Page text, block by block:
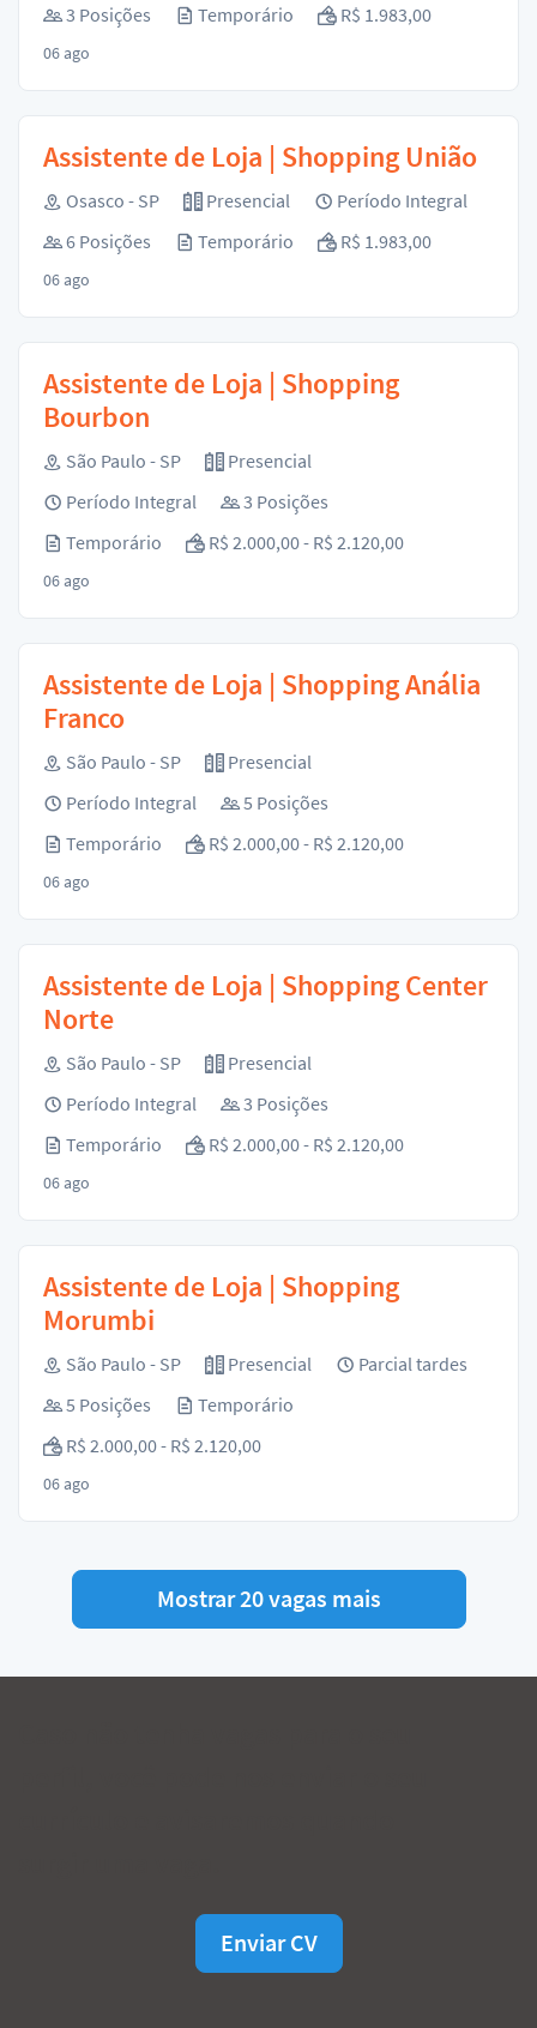
3 Posições
Temporário R$ 1.983,00
06 ago
Assistente de Loja | Shopping União
Osasco - SP Presencial
Período Integral
6 Posições
Temporário R$ 1.983,00
06 ago
Assistente de Loja | Shopping
Bourbon
São Paulo - SP
Presencial
Período Integral
3 Posições
Temporário
R$ 2.000,00 - R$ 2.120,00
06 ago
Assistente de Loja | Shopping Anália
Franco
São Paulo - SP
Presencial
Período Integral
5 Posições
Temporário
R$ 2.000,00 - R$ 2.120,00
06 ago
Assistente de Loja | Shopping Center
Norte
São Paulo - SP
Presencial
Período Integral
3 Posições
Temporário
R$ 2.000,00 - R$ 2.120,00
06 ago
Assistente de Loja | Shopping
Morumbi
São Paulo - SP Presencial
Parcial tardes
5 Posições
Temporário
R$ 2.000,00 - R$ 2.120,00
06 ago
Mostrar 20 vagas mais
Enviar CV